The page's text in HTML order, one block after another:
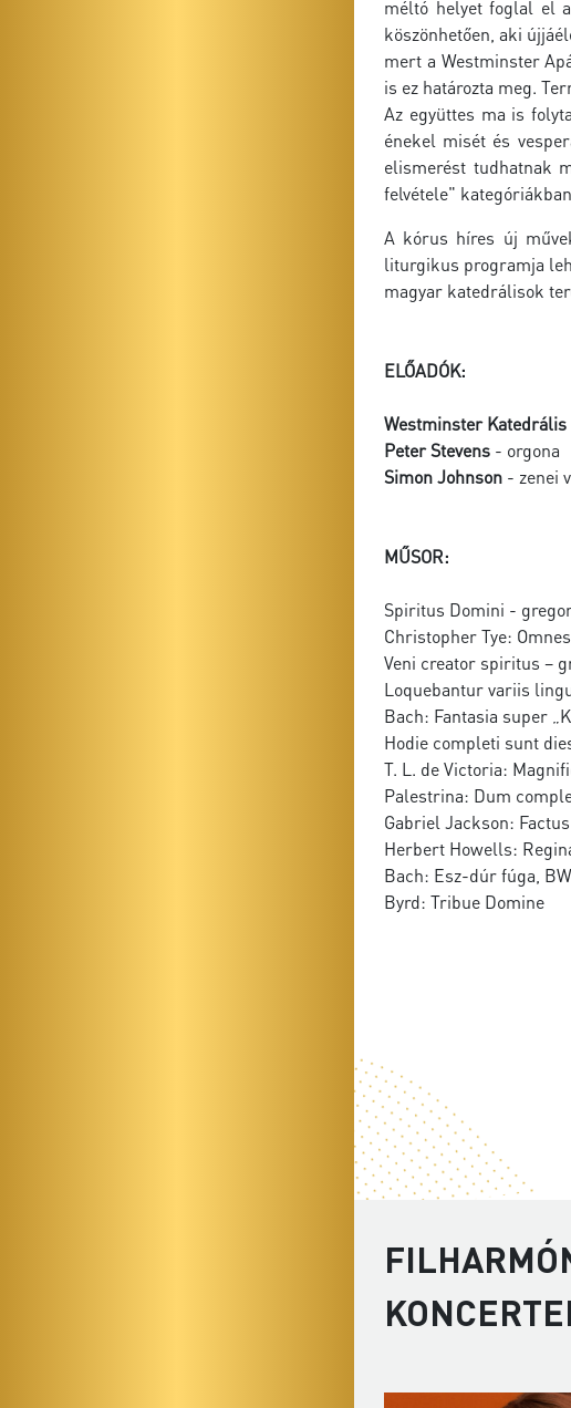
méltó helyet foglal el
köszönhetően, aki
mert a Westminster
is ez határozta meg.
Az együttes ma is
énekel misét és
elismerést tudhatnak
felvétele"
A kórus híres új
liturgikus programja
magyar katedrálisok
ELŐADÓK:
Westminster Katedrális
Peter Stevens - orgona
Simon Johnson - zenei
MŰSOR:
Spiritus Domini -
Christopher Tye:
Veni creator spiritus –
Loquebantur variis
Bach: Fantasia super
Hodie completi sunt
T. L. de Victoria:
Palestrina: Dum
Gabriel Jackson:
Herbert Howells:
Bach: Esz-dúr fúga,
Byrd: Tribue Domine